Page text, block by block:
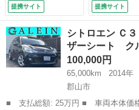
／シートヒーター
前席／３６０°ビュ
ーモニター／車線逸
脱防止支援システム
／ヘッドランプ Ｌ
ＥＤ／ＵＳＢジャッ
ク／Ｂｌｕｅｔｏｏ
ｔｈ接続 （検10.1）
提携サイト
メラ／レザー
／シートヒ
蔵シート／
レコーダー
７インチアル
ルコン （検
提携サイト
シトロエン Ｃ
ザーシート ク
100,000円
65,000km
2014年
郡山市
■ 支払総額: 25万円 ■ 車両本体価格： 100,000 円 ■ メーカー